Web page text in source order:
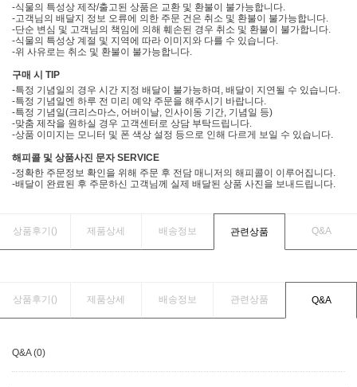
-식물의 특성상 제작/출고된 상품은 교환 및 환불이 불가능합니다.
-고객님의 배달지 정보 오류에 의한 주문 건은 취소 및 환불이 불가능합니다.
-단순 변심 및 고객님의 책임에 의해 훼손된 경우 취소 및 환불이 불가합니다.
-식물의 특성상 계절 및 지역에 따라 이미지와 다를 수 있습니다.
-위 사유로는 취소 및 환불이 불가능합니다.
구매 시 TIP
-특정 기념일의 경우 시간 지정 배달이 불가능하며, 배달이 지연될 수 있습니다.
-특정 기념일엔 하루 전 미리 예약 주문을 해주시기 바랍니다.
-특정 기념일(크리스마스, 어버이날, 인사이동 기간, 기념일 등)
-맞춤 제작을 원하실 경우 고객센터로 상담 부탁드립니다.
-상품 이미지는 모니터 및 폰 색상 설정 등으로 인해 다르게 보일 수 있습니다.
해피콜 및 상품사진 문자 SERVICE
-정확한 주문정보 확인을 위해 주문 후 전담 매니저의 해피콜이 이루어집니다.
-배달이 완료된 후 주문하신 고객님께 실제 배달된 상품 사진을 보내드립니다.
상품후기() 제품상세 배송정보 관련상품 Q&A
상품후기() 제품상세 배송정보 관련상품 Q&A
Q&A (0)